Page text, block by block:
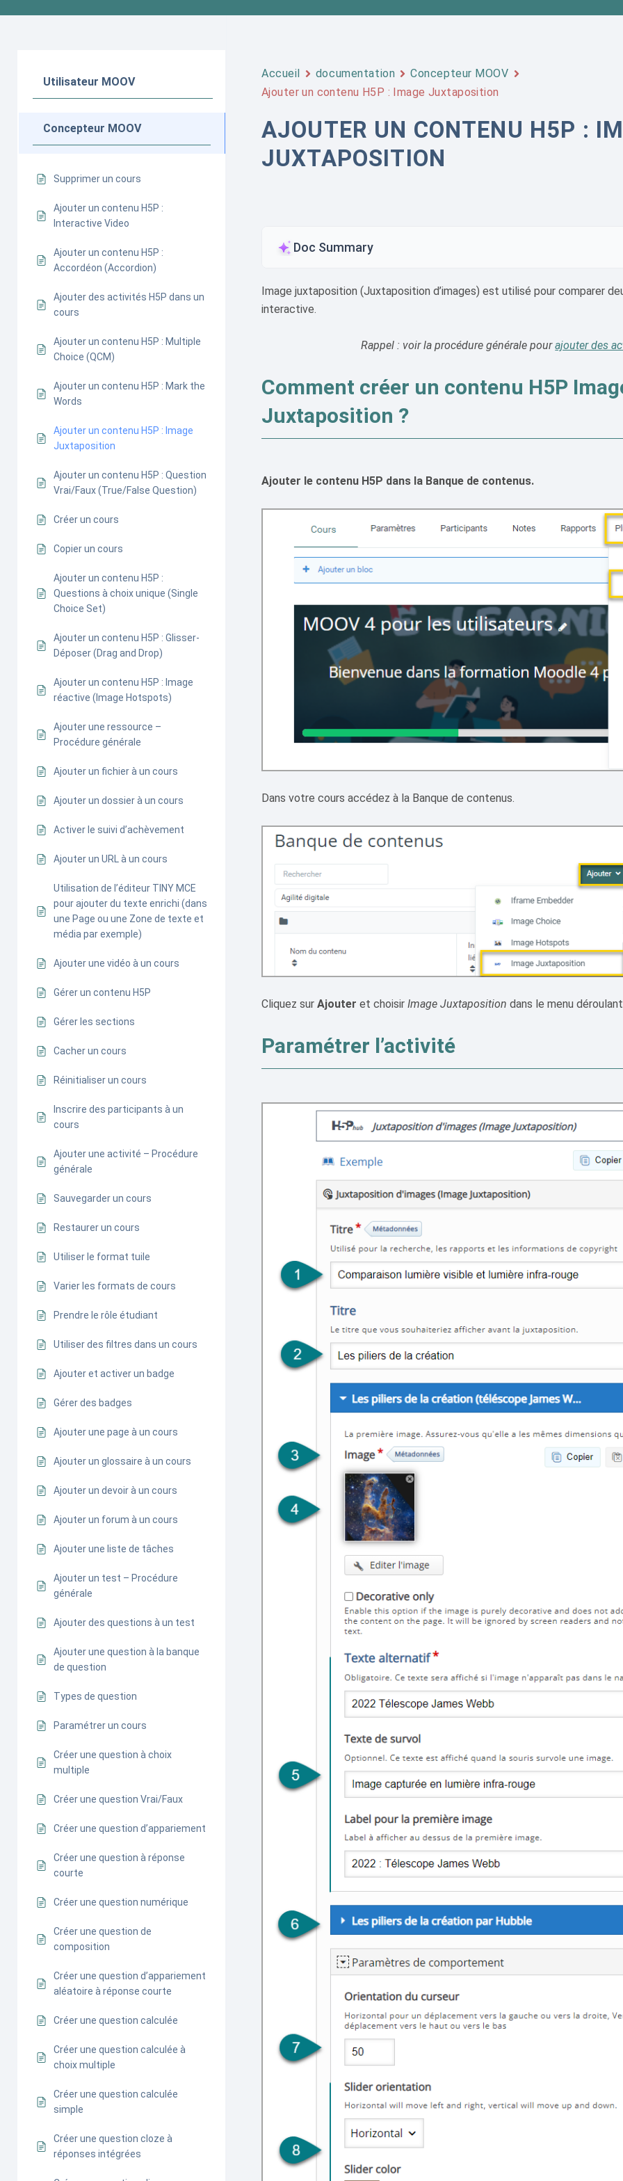
Utilisateur MOOV
Concepteur MOOV
Supprimer un cours
Ajouter un contenu H5P :
Interactive Video
Ajouter un contenu H5P :
Accordéon (Accordion)
Ajouter des activités H5P dans un
cours
Ajouter un contenu H5P : Multiple
Choice (QCM)
Ajouter un contenu H5P : Mark the
Words
Ajouter un contenu H5P : Image
Juxtaposition
Ajouter un contenu H5P : Question
Vrai/Faux (True/False Question)
Créer un cours
Copier un cours
Ajouter un contenu H5P :
Questions à choix unique (Single
Choice Set)
Ajouter un contenu H5P : Glisser-
Déposer (Drag and Drop)
Ajouter un contenu H5P : Image
réactive (Image Hotspots)
Ajouter une ressource –
Procédure générale
Ajouter un fichier à un cours
Ajouter un dossier à un cours
Activer le suivi d’achèvement
Ajouter un URL à un cours
Utilisation de l’éditeur TINY MCE
pour ajouter du texte enrichi (dans
une Page ou une Zone de texte et
média par exemple)
Ajouter une vidéo à un cours
Gérer un contenu H5P
Gérer les sections
Cacher un cours
Réinitialiser un cours
Inscrire des participants à un
cours
Ajouter une activité – Procédure
générale
Sauvegarder un cours
Restaurer un cours
Utiliser le format tuile
Varier les formats de cours
Prendre le rôle étudiant
Utiliser des filtres dans un cours
Ajouter et activer un badge
Gérer des badges
Ajouter une page à un cours
Ajouter un glossaire à un cours
Ajouter un devoir à un cours
Ajouter un forum à un cours
Ajouter une liste de tâches
Ajouter un test – Procédure
générale
Ajouter des questions à un test
Ajouter une question à la banque
de question
Types de question
Paramétrer un cours
Créer une question à choix
multiple
Créer une question Vrai/Faux
Créer une question d’appariement
Créer une question à réponse
courte
Créer une question numérique
Créer une question de
composition
Créer une question d’appariement
aléatoire à réponse courte
Créer une question calculée
Créer une question calculée à
choix multiple
Créer une question calculée
simple
Créer une question cloze à
réponses intégrées
Accueil documentation
Concepteur MOOV
Ajouter un contenu H5P : Image Juxtaposition
AJOUTER UN CONTENU H5P :
JUXTAPOSITION
Doc Summary
Image juxtaposition (Juxtaposition d’images) est utilisé pour comparer
interactive.
Rappel : voir la procédure générale pourajouter des
Comment créer un contenu H5P
Juxtaposition ?
Ajouter le contenu H5P dans la Banque de contenus.
Dans votre cours accédez à la Banque de contenus.
Cliquez sur Ajouter et choisir Image Juxtaposition dans le menu
Paramétrer l’activité